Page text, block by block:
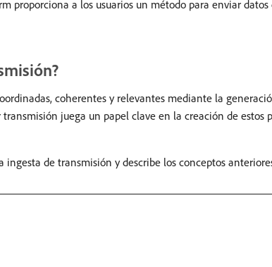
proporciona a los usuarios un método para enviar
coherentes y relevantes mediante la
juega un papel clave en la creación de estos
de transmisión y describe los conceptos